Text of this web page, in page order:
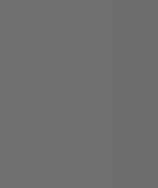
74C20Y0 YELLOW